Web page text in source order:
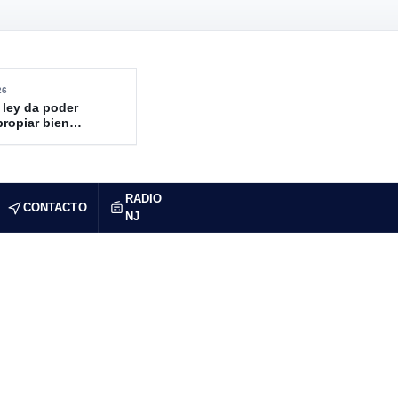
da poder
bienes
CONTACTO
RADIO
NJ